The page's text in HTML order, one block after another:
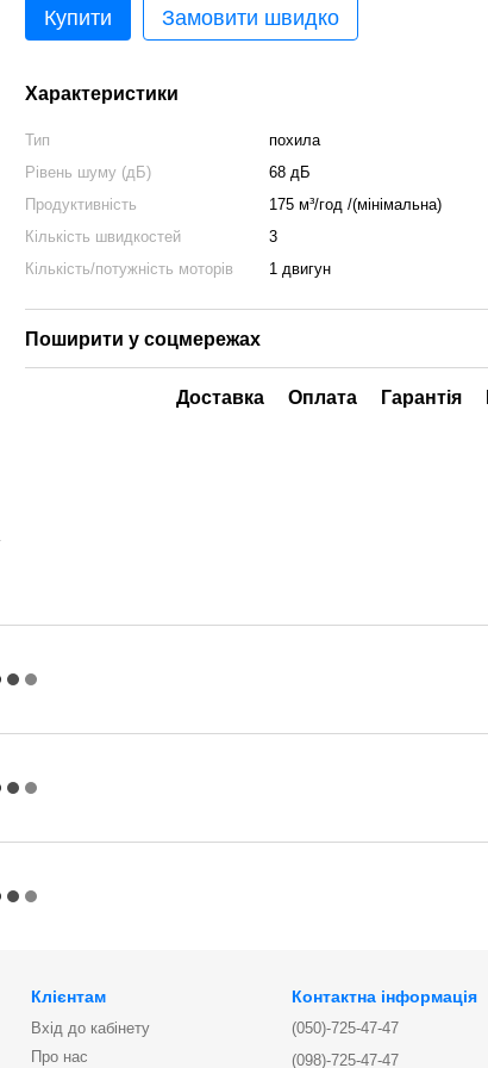
Купити Замовити швидко
Характеристики
Тип
похила
Рівень шуму (дБ)
68 дБ
Продуктивність
175 м³/год /(мінімальна)
Кількість швидкостей
3
Кількість/потужність моторів
1 двигун
Поширити у соцмережах
Доставка Оплата Гарантія
Клієнтам
Вхід до кабінету
Про нас
Контактна інформація
(050)-725-47-47
(098)-725-47-47